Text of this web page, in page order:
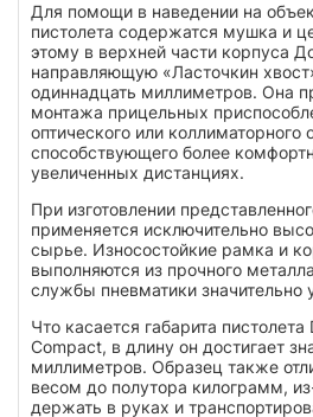
Для помощи в наведении на
пистолета содержатся мушка и
этому в верхней части корпуса
направляющую «Ласточкин
одиннадцать миллиметров. Она
монтажа прицельных
оптического или коллиматорного
способствующего более
увеличенных дистанциях.
При изготовлении
применяется исключительно
сырье. Износостойкие рамка и
выполняются из прочного
службы пневматики значительно
Что касается габарита
Compact, в длину он достигает
миллиметров. Образец также
весом до полутора килограмм,
держать в руках и